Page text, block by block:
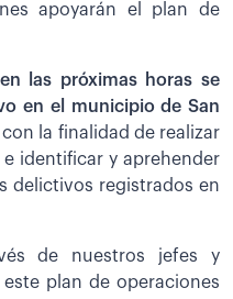
apoyarán el plan de
en las próximas horas se
en el municipio de San
la finalidad de realizar
identificar y aprehender
delictivos registrados en
de nuestros jefes y
plan de operaciones